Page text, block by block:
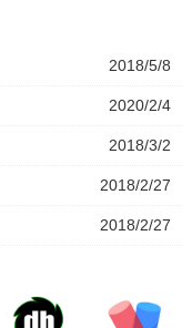
2018/5/8
2020/2/4
2018/3/2
2018/2/27
2018/2/27